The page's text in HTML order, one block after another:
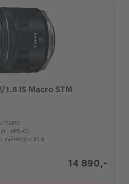
1.8 IS Macro STM
frame
: APS-C)
světelnost F1.8
14 890,-